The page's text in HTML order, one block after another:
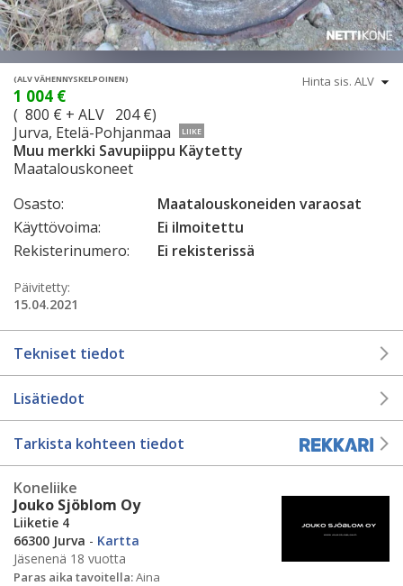
(ALV VÄHENNYSKELPOINEN)
1 004 €
( 800 € + ALV 204 €)
Jurva, Etelä-Pohjanmaa
LIIKE
Muu merkki Savupiippu Käytetty
Maatalouskoneet
Osasto:
Maatalouskoneiden varaosat
Käyttövoima:
Ei ilmoitettu
Rekisterinumero:
Ei rekisterissä
Päivitetty:
15.04.2021
Tekniset tiedot
Lisätiedot
Tarkista kohteen tiedot
Koneliike
Jouko Sjöblom Oy
Liiketie 4
66300 Jurva - Kartta
Jäsenenä 18 vuotta
Paras aika tavoitella:Aina